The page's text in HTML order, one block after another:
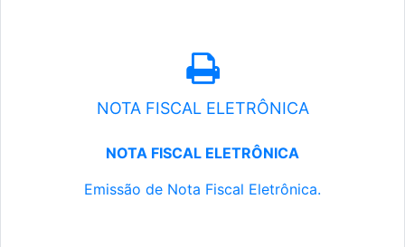
NOTA FISCAL ELETRÔNICA
NOTA FISCAL ELETRÔNICA
Emissão de Nota Fiscal Eletrônica.